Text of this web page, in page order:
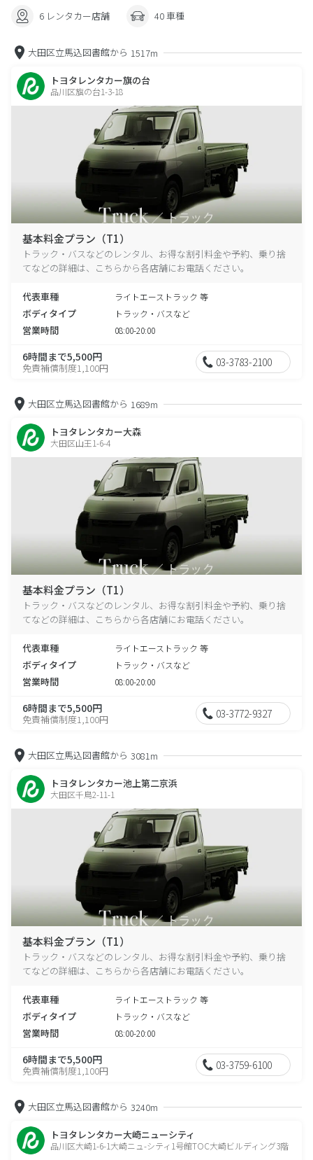
6 レンタカー店舗 40 車種
大田区立馬込図書館から 1517m
トヨタレンタカー旗の台
品川区旗の台1-3-18
基本料金プラン（T1）
トラック・バスなどのレンタル、お得な割引料金や予約、乗り捨
てなどの詳細は、こちらから各店舗にお電話ください。
代表車種 ライトエーストラック 等
ボディタイプ トラック・バスなど
営業時間 08:00-20:00
6時間まで5,500円
免責補償制度1,100円 03-3783-2100
大田区立馬込図書館から 1689m
トヨタレンタカー大森
大田区山王1-6-4
基本料金プラン（T1）
トラック・バスなどのレンタル、お得な割引料金や予約、乗り捨
てなどの詳細は、こちらから各店舗にお電話ください。
代表車種 ライトエーストラック 等
ボディタイプ トラック・バスなど
営業時間 08:00-20:00
6時間まで5,500円
免責補償制度1,100円 03-3772-9327
大田区立馬込図書館から 3081m
トヨタレンタカー池上第二京浜
大田区千鳥2-11-1
基本料金プラン（T1）
トラック・バスなどのレンタル、お得な割引料金や予約、乗り捨
てなどの詳細は、こちらから各店舗にお電話ください。
代表車種 ライトエーストラック 等
ボディタイプ トラック・バスなど
営業時間 08:00-20:00
6時間まで5,500円
免責補償制度1,100円 03-3759-6100
大田区立馬込図書館から 3240m
トヨタレンタカー大崎ニューシティ
品川区大崎1-6-1大崎ニュ-シティ1号館TOC大崎ビルディング3階